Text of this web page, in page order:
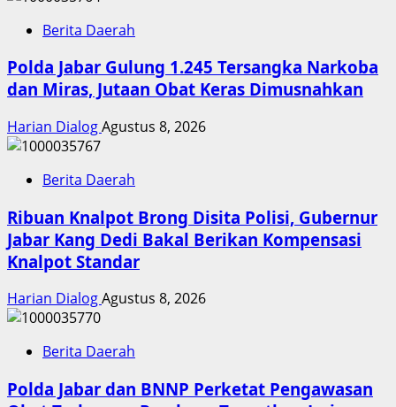
Berita Daerah
Polda Jabar Gulung 1.245 Tersangka Narkoba
dan Miras, Jutaan Obat Keras Dimusnahkan
Harian DialogAgustus 8, 2026
Berita Daerah
Ribuan Knalpot Brong Disita Polisi, Gubernur
Jabar Kang Dedi Bakal Berikan Kompensasi
Knalpot Standar
Harian DialogAgustus 8, 2026
Berita Daerah
Polda Jabar dan BNNP Perketat Pengawasan